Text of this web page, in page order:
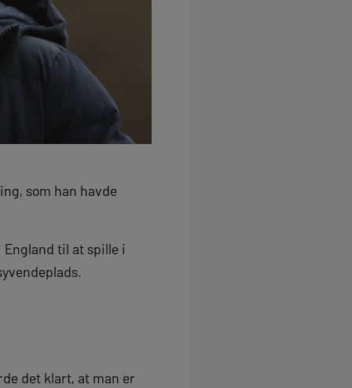
som han havde
til at spille i
det klart, at man er